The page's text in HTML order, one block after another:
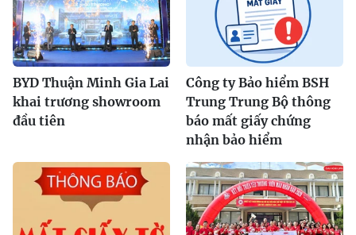
BYD Thuận Minh Gia Lai
khai trương showroom
đầu tiên
Công ty Bảo hiểm BSH
Trung Trung Bộ thông
báo mất giấy chứng
nhận bảo hiểm